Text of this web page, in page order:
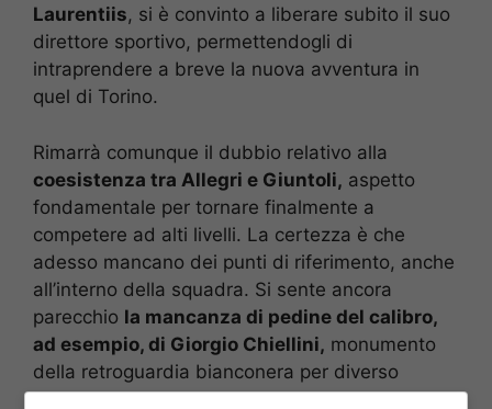
Laurentiis, si è convinto a liberare subito il suo
direttore sportivo, permettendogli di
intraprendere a breve la nuova avventura in
quel di Torino.
Rimarrà comunque il dubbio relativo alla
coesistenza tra Allegri e Giuntoli, aspetto
fondamentale per tornare finalmente a
competere ad alti livelli. La certezza è che
adesso mancano dei punti di riferimento, anche
all’interno della squadra. Si sente ancora
parecchio la mancanza di pedine del calibro,
ad esempio, di Giorgio Chiellini, monumento
della retroguardia bianconera per diverso
tempo.